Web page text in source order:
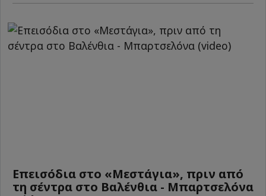
Επεισόδια στο «Μεστάγια», πριν από
τη σέντρα στο Βαλένθια - Μπαρτσελόνα